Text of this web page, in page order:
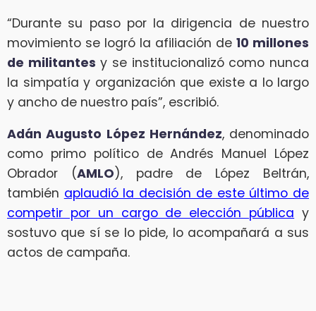
“Durante su paso por la dirigencia de nuestro
movimiento se logró la afiliación de 10 millones
de militantes y se institucionalizó como nunca
la simpatía y organización que existe a lo largo
y ancho de nuestro país”, escribió.
Adán Augusto López Hernández, denominado
como primo político de Andrés Manuel López
Obrador (AMLO), padre de López Beltrán,
también aplaudió la decisión de este último de
competir por un cargo de elección pública y
sostuvo que sí se lo pide, lo acompañará a sus
actos de campaña.